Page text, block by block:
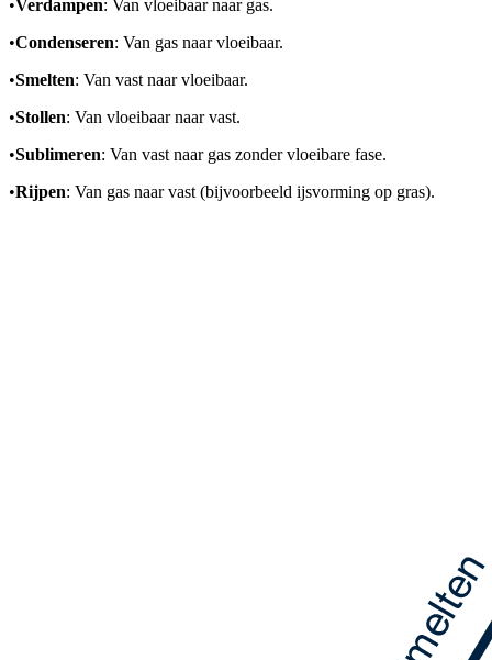
•Verdampen: Van vloeibaar naar gas.
•Condenseren: Van gas naar vloeibaar.
•Smelten: Van vast naar vloeibaar.
•Stollen: Van vloeibaar naar vast.
•Sublimeren: Van vast naar gas zonder vloeibare fase.
•Rijpen: Van gas naar vast (bijvoorbeeld ijsvorming op gras).